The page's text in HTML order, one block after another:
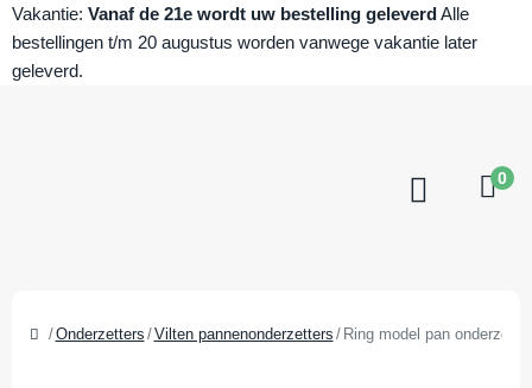
Vakantie: Vanaf de 21e wordt uw bestelling geleverdAlle
bestellingen t/m 20 augustus worden vanwege vakantie later
geleverd.
0
Onderzetters Vilten pannenonderzetters Ring model pan